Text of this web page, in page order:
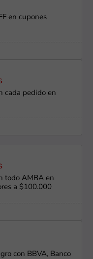
en cupones
cada pedido en
todo AMBA en
a $100.000
con BBVA, Banco